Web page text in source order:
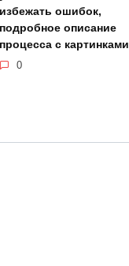
избежать ошибок,
подробное описание
процесса с картинками
0